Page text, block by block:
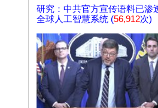
研究：中共官方宣传语料已渗
全球人工智慧系统 (56,912次)